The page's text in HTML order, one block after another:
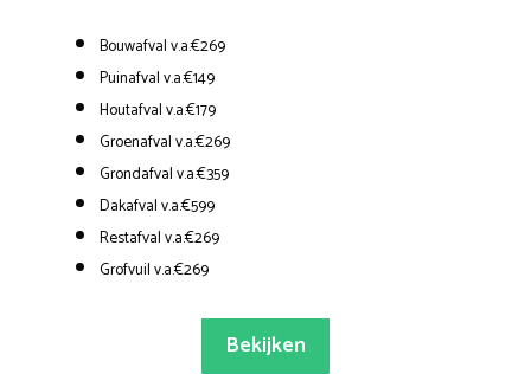
Bouwafval v.a.€269
Puinafval v.a.€149
Houtafval v.a.€179
Groenafval v.a.€269
Grondafval v.a.€359
Dakafval v.a.€599
Restafval v.a.€269
Grofvuil v.a.€269
Bekijken